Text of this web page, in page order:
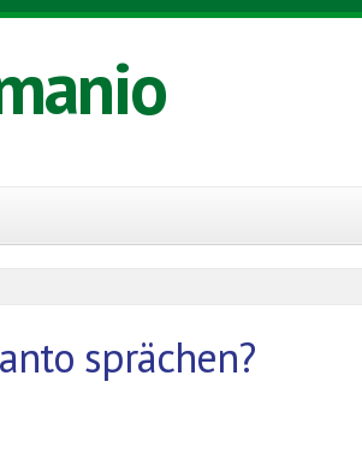
sprächen?